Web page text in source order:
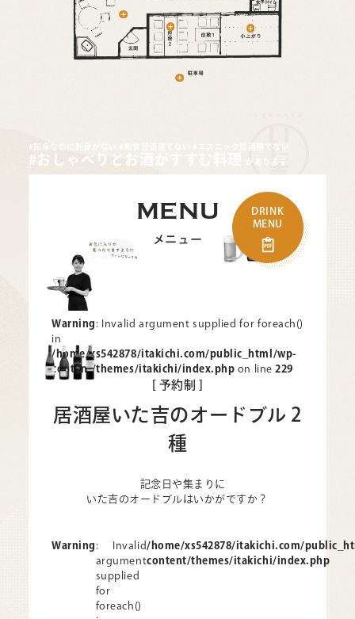
#知床なのに刺身がない #和食居酒屋でない #エスニック居酒屋でない
#おしゃべりとお酒がすすむ料理 があります
DRINK
MENU
MENU
メニュー
Warning : Invalid argument supplied for foreach()
in
/home/xs542878/itakichi.com/public_html/wp-
content/themes/itakichi/index.php on line229
[ 予約制 ]
居酒屋いた吉のオードブル 2
種
記念日や集まりに
いた吉のオードブルはいかがですか？
Warning : Invalid
argument
supplied
for
foreach()
/home/xs542878/itakichi.com/
content/themes/itakichi/index.php